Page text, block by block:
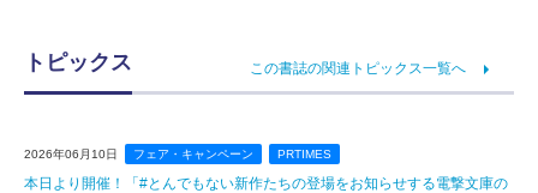
トピックス この書誌の関連トピックス一覧へ
2026年06月10日 フェア・キャンペーン PRTIMES
本日より開催！「#とんでもない新作たちの登場をお知らせする電撃文庫の